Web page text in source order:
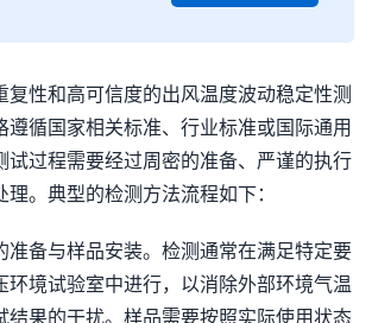
复性和高可信度的出风温度波动稳定性测
遵循国家相关标准、行业标准或国际通用
试过程需要经过周密的准备、严谨的执行
理。典型的检测方法流程如下：
准备与样品安装。检测通常在满足特定要
环境试验室中进行，以消除外部环境气温
结果的干扰。样品需要按照实际使用状态